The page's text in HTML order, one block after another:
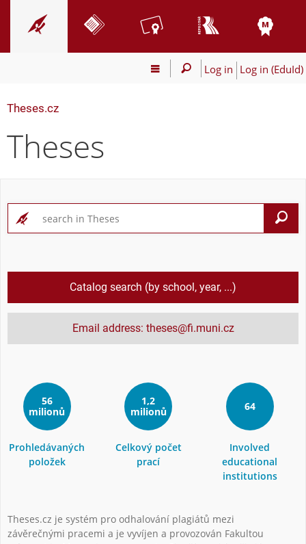
Log in Log in (EduId)
Theses.cz
Theses
Catalog search (by school, year, ...)
Email address: theses@fi.muni.cz
56
milionů
Prohledávaných
položek
1,2
milionů
Celkový počet
prací
64
Involved
educational
institutions
Theses.cz je systém pro odhalování plagiátů mezi
závěrečnými pracemi a je vyvíjen a provozován Fakultou